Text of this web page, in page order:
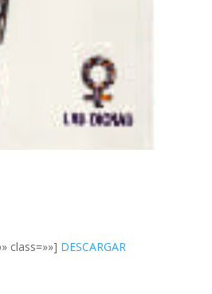
class=»»] DESCARGAR